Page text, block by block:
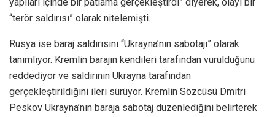
“terör saldırısı” olarak nitelemişti.
Rusya ise baraj saldırısını “Ukrayna’nın sabotajı” olarak
tanımlıyor. Kremlin barajın kendileri tarafından vurulduğunu
reddediyor ve saldırının Ukrayna tarafından
gerçekleştirildiğini ileri sürüyor. Kremlin Sözcüsü Dmitri
Peskov Ukrayna’nın baraja sabotaj düzenlediğini belirterek